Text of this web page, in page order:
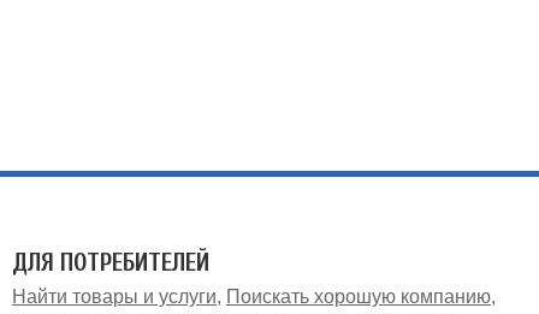
ДЛЯ ПОТРЕБИТЕЛЕЙ
Найти товары и услуги
Поискать хорошую компанию